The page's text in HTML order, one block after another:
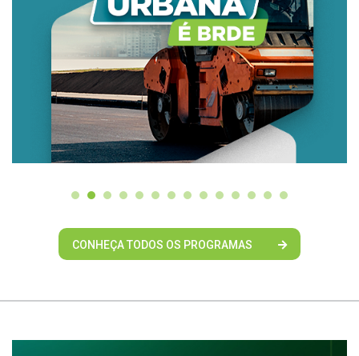
CONHEÇA TODOS OS PROGRAMAS